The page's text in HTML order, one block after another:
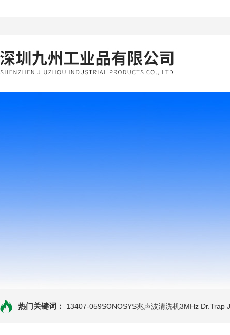
热门关键词： 13407-059SONOSYS兆声波清洗机3MHz Dr.Trap